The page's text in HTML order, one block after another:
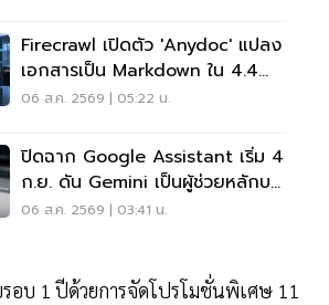
Firecrawl เปิดตัว 'anydoc' แปลง
เอกสารเป็น Markdown ใน 4.4
มิลลิวินาที
06 ส.ค. 2569 | 05:22 น.
ปิดฉาก Google Assistant เริ่ม 4
ก.ย. ดัน Gemini เป็นผู้ช่วยหลักบน
Android
06 ส.ค. 2569 | 03:41 น.
อบ 1 ปีด้วยการจัดโปรโมชั่นพิเศษ 11